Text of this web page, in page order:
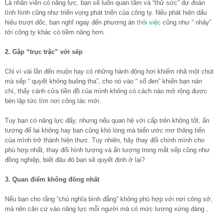
Là nhân viên có năng lực, bạn sẽ luôn quan tâm và “thử sức” dự đoán
tình hình cũng như triển vọng phát triển của công ty. Nếu phát hiện dấu
hiệu trượt dốc, bạn nghĩ ngay đến phương án thôi việc cũng như “ nhảy”
tới công ty khác có tiềm năng hơn.
2. Gặp “trục trặc” với sếp
Chỉ vì vài lần đến muộn hay có những hành động hơi khiếm nhã một chút
mà sếp “ quyết không buông tha”, cho nó vào “ sổ đen” khiến bạn nản
chí, thấy cánh cửa tiền đồ của mình không có cách nào mở rộng được
bèn lập tức tìm nơi công tác mới.
Tuy bạn có năng lực đấy, nhưng nếu quan hệ với cấp trên không tốt, ấn
tượng để lại không hay bạn cũng khó lòng mà biến ước mơ thăng tiến
của mình trở thành hiện thực. Tuy nhiên, hãy thay đổi chính mình cho
phù hợp nhất, thay đổi hình tượng và ấn tượng trong mắt sếp cũng như
đồng nghiệp, biết đâu đó bạn sẽ quyết định ở lại?
3. Quan điểm không đồng nhất
Nếu bạn cho rằng “chủ nghĩa bình đẳng” không phù hợp với nơi công sở,
mà nên căn cứ vào năng lực mỗi người mà có mức lương xứng đáng ,